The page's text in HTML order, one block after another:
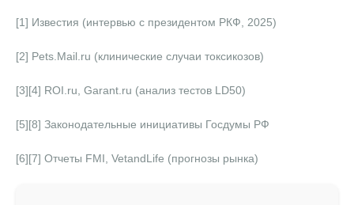
[1] Известия (интервью с президентом РКФ, 2025)
[2] Pets.Mail.ru (клинические случаи токсикозов)
[3][4] ROI.ru, Garant.ru (анализ тестов LD50)
[5][8] Законодательные инициативы Госдумы РФ
[6][7] Отчеты FMI, VetandLife (прогнозы рынка)